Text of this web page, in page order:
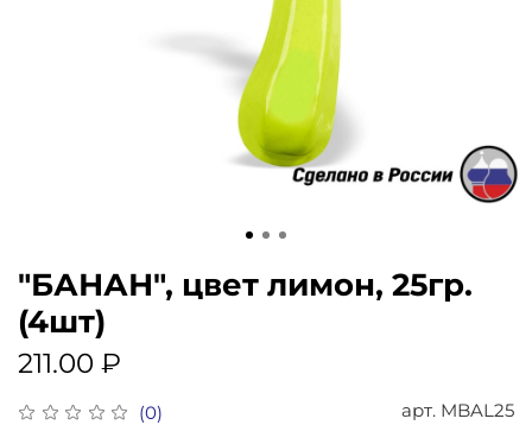
(0) арт. MBAL25
"БАНАН", цвет лимон, 25гр.
(4шт)
211.00 ₽